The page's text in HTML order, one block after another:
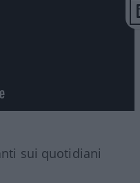
sui quotidiani